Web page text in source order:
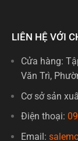
LIÊN HỆ VỚI
Cửa hàng:
Văn Trì,
Cơ sở sản
Điện thoại:
Email: